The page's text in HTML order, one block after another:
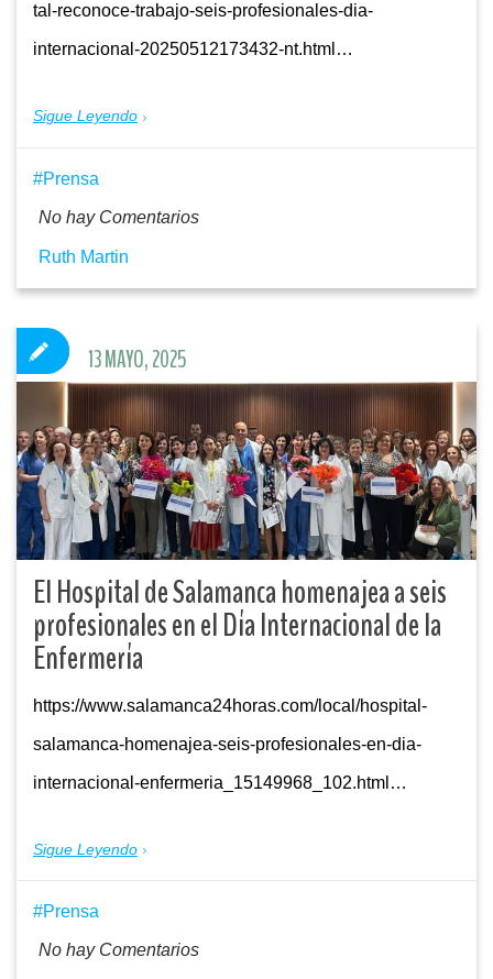
tal-reconoce-trabajo-seis-profesionales-dia-
internacional-20250512173432-nt.html…
Sigue Leyendo
Prensa
No hay Comentarios
Ruth Martin
El Hospital de Salamanca homenajea a seis
profesionales en el Día Internacional de la
Enfermería
https://www.salamanca24horas.com/local/hospital-
salamanca-homenajea-seis-profesionales-en-dia-
internacional-enfermeria_15149968_102.html…
Sigue Leyendo
13 MAYO, 2025
Prensa
No hay Comentarios